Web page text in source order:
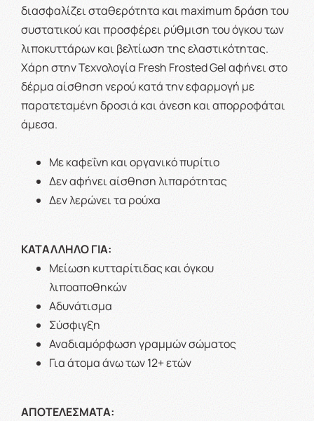
διασφαλίζει σταθερότητα και maximum δράση του
συστατικού και προσφέρει ρύθμιση του όγκου των
λιποκυττάρων και βελτίωση της ελαστικότητας.
Χάρη στην Τεχνολογία Fresh Frosted Gel αφήνει στο
δέρμα αίσθηση νερού κατά την εφαρμογή με
παρατεταμένη δροσιά και άνεση και απορροφάται
άμεσα.
Με καφεΐνη και οργανικό πυρίτιο
Δεν αφήνει αίσθηση λιπαρότητας
Δεν λερώνει τα ρούχα
ΚΑΤΑΛΛΗΛΟ ΓΙΑ:
Μείωση κυτταρίτιδας και όγκου
λιποαποθηκών
Αδυνάτισμα
Σύσφιγξη
Αναδιαμόρφωση γραμμών σώματος
Για άτομα άνω των 12+ ετών
ΑΠΟΤΕΛΕΣΜΑΤΑ: